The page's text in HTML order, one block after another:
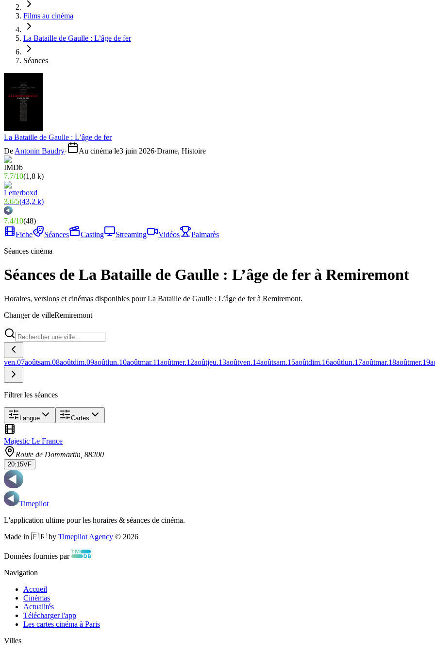
Films au cinéma
La Bataille de Gaulle : L’âge de fer
Séances
La Bataille de Gaulle : L’âge de fer
De Antonin Baudry· Au cinéma le3 juin 2026·Drame, Histoire
7.7/10(1,8 k)
3.6/5(43,2 k)
7.4/10(48)
Fiche
Séances Casting Streaming Vidéos
Palmarès
Séances cinéma
Séances de La Bataille de Gaulle : L’âge de fer à Remiremont
Horaires, versions et cinémas disponibles pour La Bataille de Gaulle : L’âge de fer à Remiremont.
Changer de villeRemiremont
ven.07aoûtsam.08aoûtdim.09aoûtlun.10aoûtmar.11aoûtmer.12aoûtjeu.13aoûtven.14aoûtsam.15aoûtdim.16aoûtlun.17aoûtmar.18aoûtmer.19
Filtrer les séances
Langue Cartes
Majestic Le France
Route de Dommartin , 88200
20:15VF
Timepilot
L'application ultime pour les horaires & séances de cinéma.
Made in 🇫🇷 by Timepilot Agency © 2026
Données fournies par
Navigation
Accueil
Cinémas
Actualités
Télécharger l'app
Les cartes cinéma à Paris
Villes